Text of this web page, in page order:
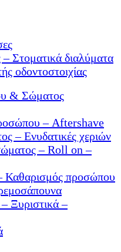
Στοματικά διαλύματα
οδοντοστοιχίας
& Σώματος
– Aftershave
– Ενυδατικές χεριών
– Roll on –
Καθαρισμός προσώπου
Ξυριστικά –